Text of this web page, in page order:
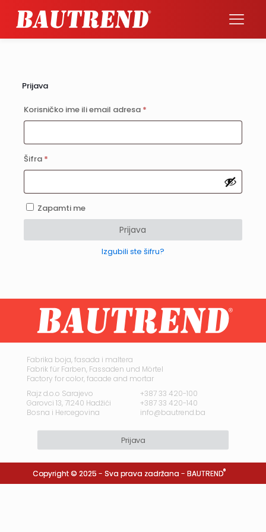
Prijava
Korisničko ime ili email adresa *Obavezno
Šifra *Obavezno
Zapamti me
Prijava
Izgubili ste šifru?
Fabrika boja, fasada i maltera
Fabrik für Farben, Fassaden und Mörtel
Factory for color, facade and mortar
Rajz d.o.o Sarajevo
Garovci 13, 71240 Hadžići
Bosna i Hercegovina
+387 33 420-100
+387 33 420-140
info@bautrend.ba
Prijava
Copyright © 2025 - Sva prava zadržana - BAUTREND®